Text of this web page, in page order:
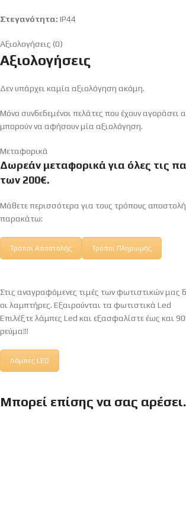
Στεγανότητα: IP44
Αξιολογήσεις (0)
Αξιολογήσεις
Δεν υπάρχει καμία αξιολόγηση ακόμη.
Μόνο συνδεδεμένοι πελάτες που έχουν αγοράσει
μπορούν να αφήσουν μία αξιολόγηση.
Μεταφορικά
Δωρεάν μεταφορικά για όλες τις
των 200€.
Μάθετε περισσότερα για τους τρόπους
παρακάτω:
Τρόποι Αποστολής Τρόποι Πληρωμής
Στις αναγραφόμενες τιμές των φωτιστικών μας
οι λαμπτήρες. Εξαιρούνται τα φωτιστικά Led
Επιλέξτε λάμπες Led και εξασφαλίστε έως και
ρεύμα!!!
Λάμπες LED
Μπορεί επίσης να σας